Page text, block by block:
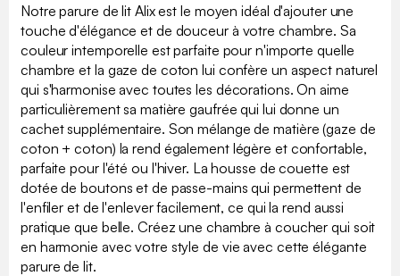
Notre parure de lit Alix est le moyen idéal d'ajouter une
touche d'élégance et de douceur à votre chambre. Sa
couleur intemporelle est parfaite pour n'importe quelle
chambre et la gaze de coton lui confère un aspect naturel
qui s'harmonise avec toutes les décorations. On aime
particulièrement sa matière gaufrée qui lui donne un
cachet supplémentaire. Son mélange de matière (gaze de
coton + coton) la rend également légère et confortable,
parfaite pour l'été ou l'hiver. La housse de couette est
dotée de boutons et de passe-mains qui permettent de
l'enfiler et de l'enlever facilement, ce qui la rend aussi
pratique que belle. Créez une chambre à coucher qui soit
en harmonie avec votre style de vie avec cette élégante
parure de lit.